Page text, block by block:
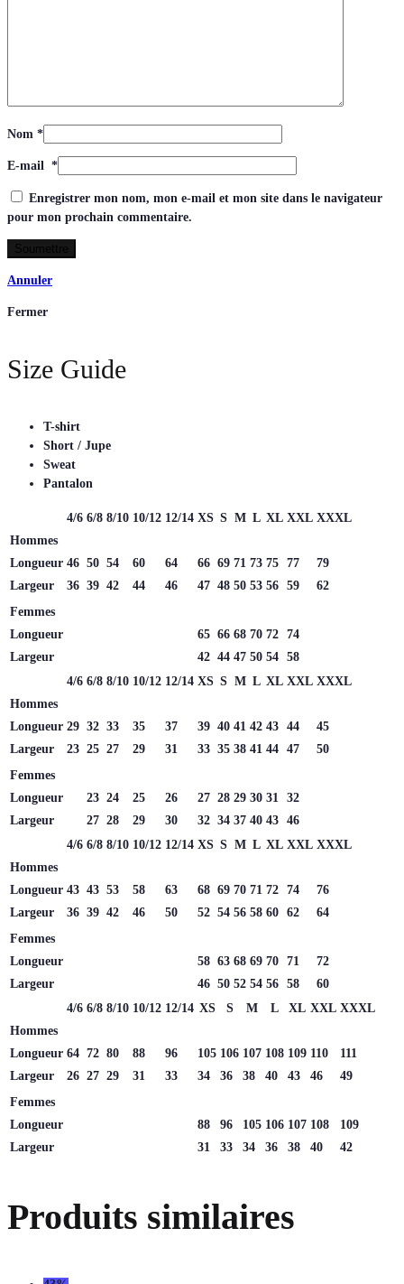
Nom *
E-mail *
Enregistrer mon nom, mon e-mail et mon site dans le navigateur
pour mon prochain commentaire.
Annuler
Fermer
Size Guide
T-shirt
Short / Jupe
Sweat
Pantalon
4/6 6/8 8/10 10/12 12/14 XS S M L XL XXL XXXL
Hommes
Longueur 46 50 54 60 64 66 69 71 73 75 77
79
Largeur
36 39 42 44 46 47 48 50 53 56 59
62
Femmes
Longueur
65 66 68 70 72 74
Largeur
42 44 47 50 54 58
4/6 6/8 8/10 10/12 12/14 XS S M L XL XXL XXXL
Hommes
Longueur 29 32 33 35 37 39 40 41 42 43 44
45
Largeur
23 25 27 29 31 33 35 38 41 44 47
50
Femmes
Longueur
23 24 25 26 27 28 29 30 31
32
Largeur
27 28 29 30 32 34 37 40 43 46
4/6 6/8 8/10 10/12 12/14 XS S M L XL XXL XXXL
Hommes
Longueur 43 43 53 58 63 68 69 70 71 72 74
76
Largeur
36 39 42 46 50 52 54 56 58 60 62
64
Femmes
Longueur
58 63 68 69 70 71
72
Largeur
46 50 52 54 56 58
60
4/6 6/8 8/10 10/12 12/14 XS S M L XL XXL XXXL
Hommes
Longueur 64 72 80 88 96 105 106 107 108 109 110
111
Largeur
26 27 29 31 33 34 36 38 40 43 46
49
Femmes
Longueur
88 96 105 106 107 108
109
Largeur
31 33 34 36 38 40 42
Produits similaires